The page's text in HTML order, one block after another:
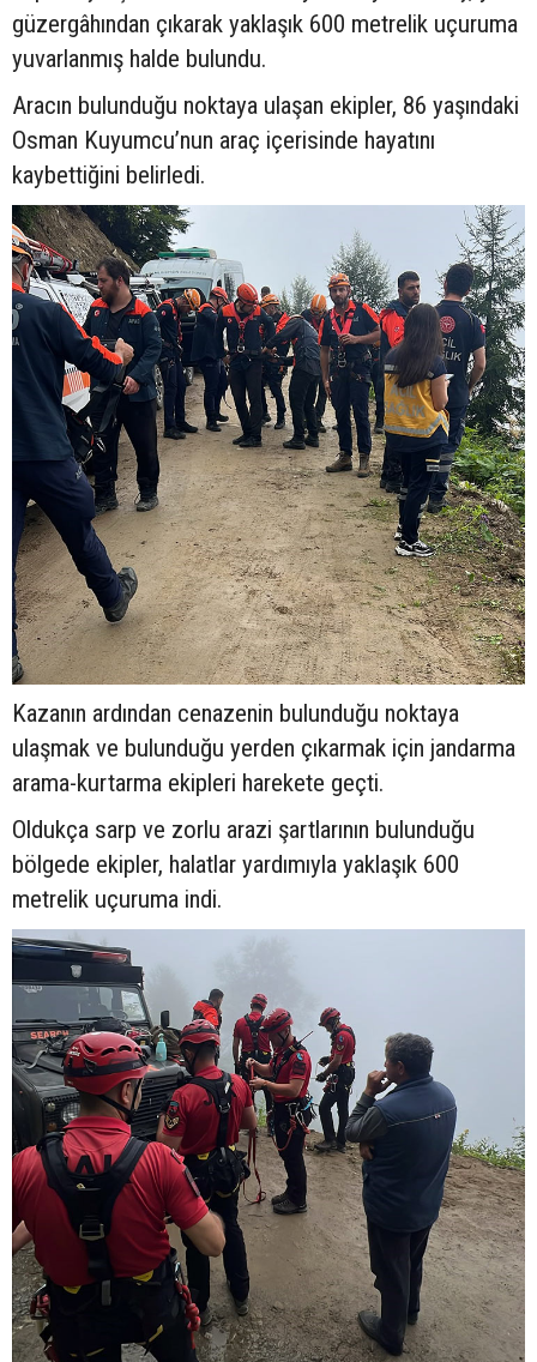
güzergâhından çıkarak yaklaşık 600 metrelik uçuruma
yuvarlanmış halde bulundu.
Aracın bulunduğu noktaya ulaşan ekipler, 86 yaşındaki
Osman Kuyumcu’nun araç içerisinde hayatını
kaybettiğini belirledi.
Kazanın ardından cenazenin bulunduğu noktaya
ulaşmak ve bulunduğu yerden çıkarmak için jandarma
arama-kurtarma ekipleri harekete geçti.
Oldukça sarp ve zorlu arazi şartlarının bulunduğu
bölgede ekipler, halatlar yardımıyla yaklaşık 600
metrelik uçuruma indi.